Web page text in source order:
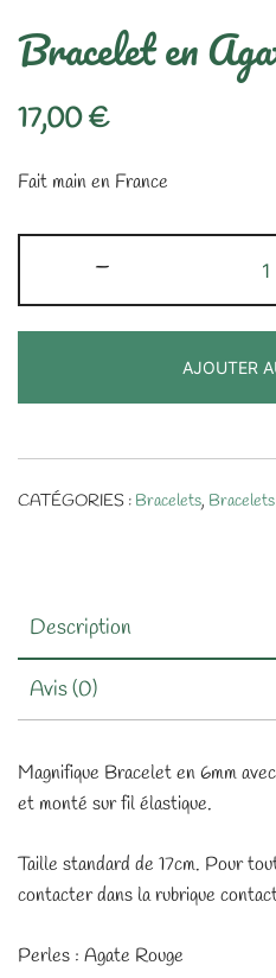
Bracelet en
17,00€
Fait main en France
-
de
AJOUTER
CATÉGORIES : Bracelets,
Description
Avis (0)
Magnifique Bracelet en 6mm
et monté sur fil élastique.
Taille standard de 17cm. Pour
contacter dans la rubrique
Perles : Agate Rouge